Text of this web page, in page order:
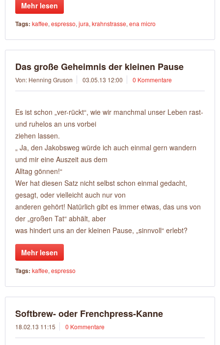
Mehr lesen
Tags: kaffee, espresso, jura, krahnstrasse, ena micro
Das große Geheimnis der kleinen Pause
Von: Henning Gruson 03.05.13 12:00 0 Kommentare
Es ist schon „ver-rückt“, wie wir manchmal unser Leben rast-
und ruhelos an uns vorbei
ziehen lassen.
„ Ja, den Jakobsweg würde ich auch einmal gern wandern
und mir eine Auszeit aus dem
Alltag gönnen!“
Wer hat diesen Satz nicht selbst schon einmal gedacht,
gesagt, oder vielleicht auch nur von
anderen gehört! Natürlich gibt es immer etwas, das uns von
der „großen Tat“ abhält, aber
was hindert uns an der kleinen Pause, „sinnvoll“ erlebt?
Mehr lesen
Tags: kaffee, espresso
Softbrew- oder Frenchpress-Kanne
18.02.13 11:15 0 Kommentare